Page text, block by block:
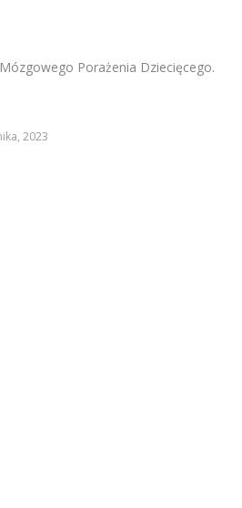
Porażenia Dziecięcego.
2023